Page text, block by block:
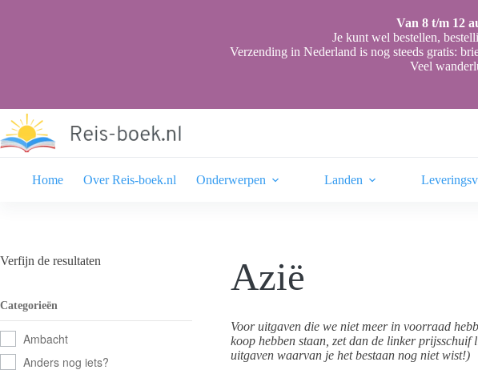
Van 8 t/m 12
Je kunt wel bestellen,
Verzending in Nederland is nog steeds gratis:
Veel
Home
Over Reis-boek.nl Onderwerpen Landen
Azië
Voor uitgaven die we niet meer in voorraad
koop hebben staan, zet dan de linker
uitgaven waarvan je het bestaan nog niet wist!)
Verfijn de resultaten
Categorieën
Ambacht
Anders nog iets?